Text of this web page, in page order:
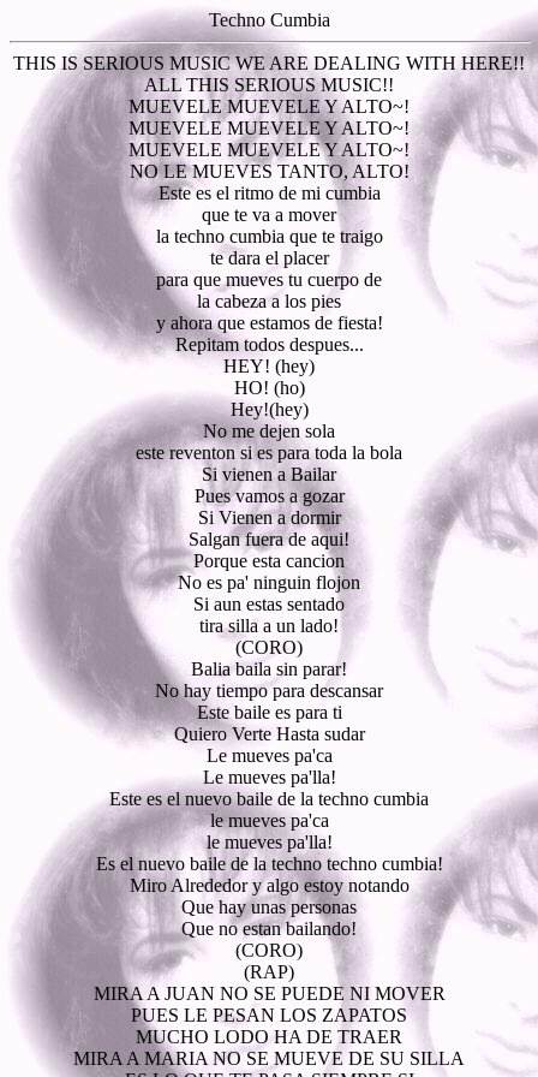
Techno Cumbia
THIS IS SERIOUS MUSIC WE ARE DEALING WITH HERE!!
ALL THIS SERIOUS MUSIC!!
MUEVELE MUEVELE Y ALTO~!
MUEVELE MUEVELE Y ALTO~!
MUEVELE MUEVELE Y ALTO~!
NO LE MUEVES TANTO, ALTO!
Este es el ritmo de mi cumbia
que te va a mover
la techno cumbia que te traigo
te dara el placer
para que mueves tu cuerpo de
la cabeza a los pies
y ahora que estamos de fiesta!
Repitam todos despues...
HEY! (hey)
HO! (ho)
Hey!(hey)
No me dejen sola
este reventon si es para toda la bola
Si vienen a Bailar
Pues vamos a gozar
Si Vienen a dormir
Salgan fuera de aqui!
Porque esta cancion
No es pa' ninguin flojon
Si aun estas sentado
tira silla a un lado!
(CORO)
Balia baila sin parar!
No hay tiempo para descansar
Este baile es para ti
Quiero Verte Hasta sudar
Le mueves pa'ca
Le mueves pa'lla!
Este es el nuevo baile de la techno cumbia
le mueves pa'ca
le mueves pa'lla!
Es el nuevo baile de la techno techno cumbia!
Miro Alrededor y algo estoy notando
Que hay unas personas
Que no estan bailando!
(CORO)
(RAP)
MIRA A JUAN NO SE PUEDE NI MOVER
PUES LE PESAN LOS ZAPATOS
MUCHO LODO HA DE TRAER
MIRA A MARIA NO SE MUEVE DE SU SILLA